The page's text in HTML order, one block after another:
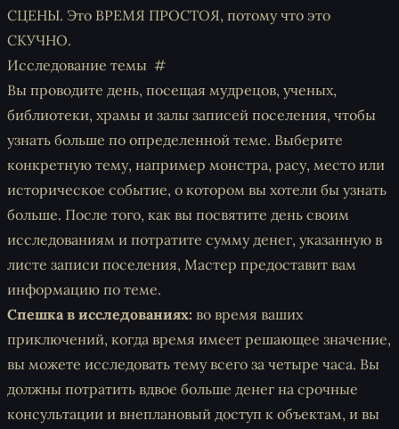
СЦЕНЫ. Это ВРЕМЯ ПРОСТОЯ, потому что это
СКУЧНО.
Исследование темы
Вы проводите день, посещая мудрецов, ученых,
библиотеки, храмы и залы записей поселения, чтобы
узнать больше по определенной теме. Выберите
конкретную тему, например монстра, расу, место или
историческое событие, о котором вы хотели бы узнать
больше. После того, как вы посвятите день своим
исследованиям и потратите сумму денег, указанную в
листе записи поселения, Мастер предоставит вам
информацию по теме.
Спешка в исследованиях: во время ваших
приключений, когда время имеет решающее значение,
вы можете исследовать тему всего за четыре часа. Вы
должны потратить вдвое больше денег на срочные
консультации и внеплановый доступ к объектам, и вы